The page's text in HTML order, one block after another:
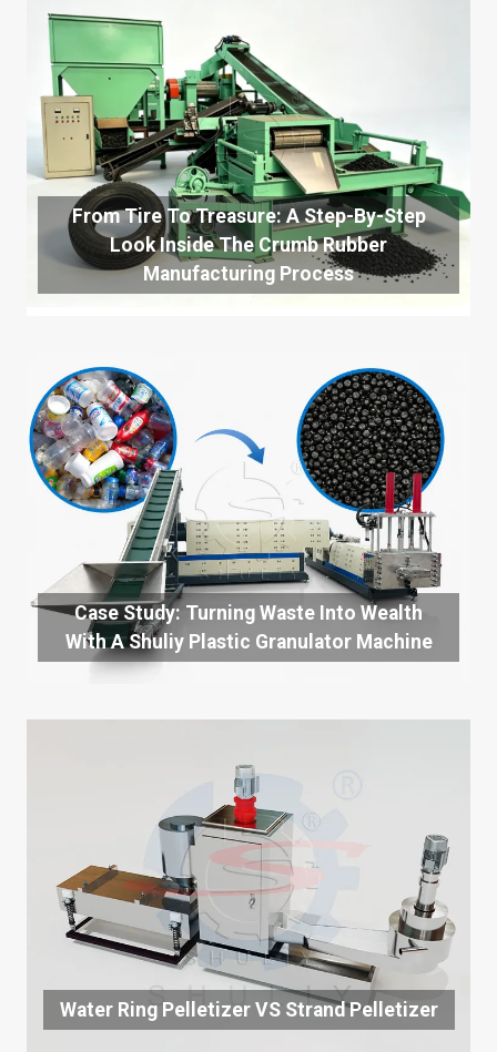
From Tire To Treasure: A Step-By-Step
Look Inside The Crumb Rubber
Manufacturing Process
Case Study: Turning Waste Into Wealth
With A Shuliy Plastic Granulator Machine
Water Ring Pelletizer VS Strand Pelletizer